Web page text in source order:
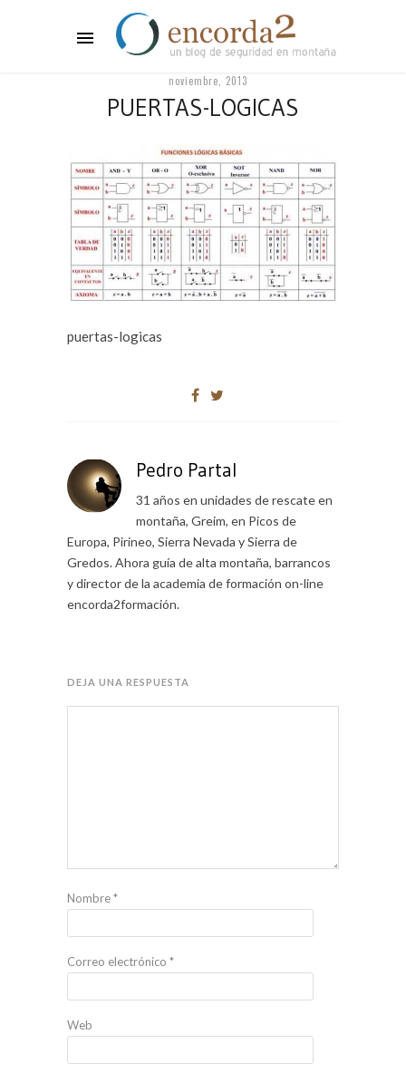
noviembre, 2013
PUERTAS-LOGICAS
puertas-logicas
Pedro Partal
31 años en unidades de rescate en
montaña, Greim, en Picos de
Europa, Pirineo, Sierra Nevada y Sierra de
Gredos. Ahora guía de alta montaña, barrancos
y director de la academia de formación on-line
encorda2formación.
DEJA UNA RESPUESTA
Nombre*
Correo electrónico *
Web